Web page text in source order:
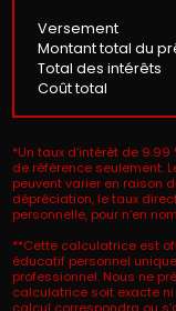
Versement
Montant total du
Total des intérêts
Coût total
*Un taux d’intérêt de
de référence seulement.
peuvent varier en raison
dépréciation, le taux
personnelle, pour n’en
**Cette calculatrice est
éducatif personnel
professionnel. Nous ne
calculatrice soit exacte
calcul correspondra ou